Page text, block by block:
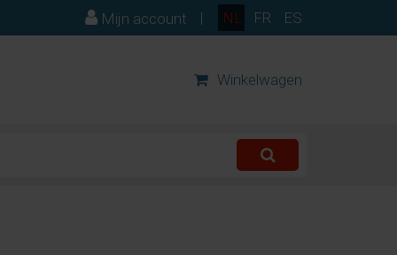
NL FR ES
Mijn account |
Winkelwagen